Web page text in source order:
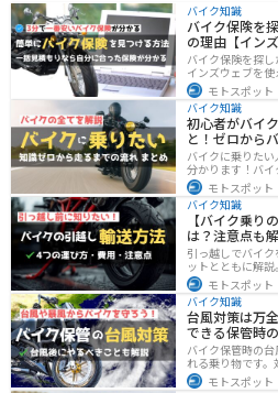
バイク知識
バイク保険を
の理由【インズ
バイク保険を探
インズウェブを
を3分で見つける
険を一気に比べ
省けます。
モトスポット
バイク知識
初心者がバイ
と！ゼロから
説
バイクに乗りた
分かります！バ
クの選び方、免
クライフまで全
モトスポット
バイク知識
【バイク乗り
は？注意点も
引っ越しでバイ
ットとともに解
バイク専門業者
確保、住所変更
モトスポット
バイク知識
台風対策は万
できる保管時
バイク保管時の
れる乗り物です
倒れてしまいま
と対策しておき
モトスポット